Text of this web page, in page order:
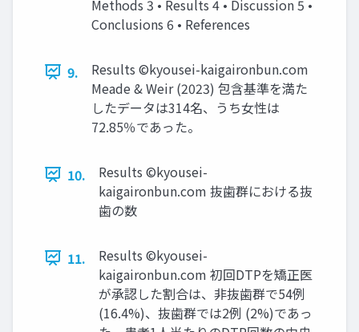
Methods 3 • Results 4 • Discussion 5 •
Conclusions 6 • References
9.
Results ©kyousei-kaigaironbun.com
Meade & Weir (2023) 包含基準を満た
したデータは314名、うち女性は
72.85％であった。
10.
Results ©kyousei-
kaigaironbun.com 抜歯群における抜
歯の数
11.
Results ©kyousei-
kaigaironbun.com 初回DTPを矯正医
が承認した割合は、非抜歯群で54例
(16.4%)、抜歯群では2例 (2%)であっ